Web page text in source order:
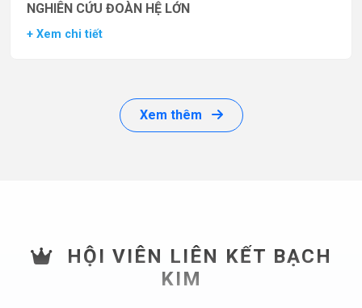
NGHIÊN CỨU ĐOÀN HỆ LỚN
+ Xem chi tiết
Xem thêm
HỘI VIÊN LIÊN KẾT BẠCH
KIM